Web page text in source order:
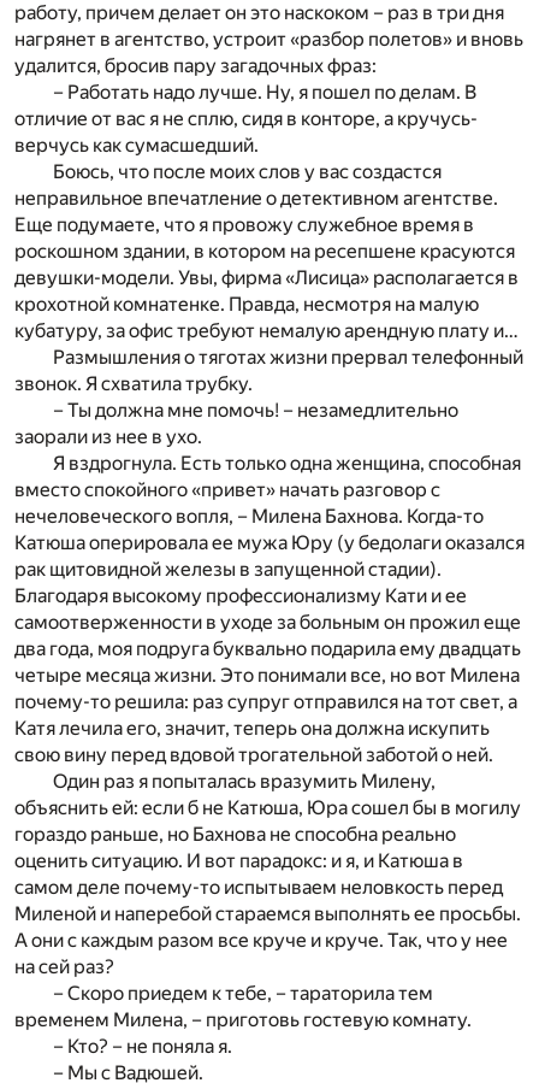
работу, причем делает он это наскоком – раз в три дня
нагрянет в агентство, устроит «разбор полетов» и вновь
удалится, бросив пару загадочных фраз:
– Работать надо лучше. Ну, я пошел по делам. В
отличие от вас я не сплю, сидя в конторе, а кручусь-
верчусь как сумасшедший.
Боюсь, что после моих слов у вас создастся
неправильное впечатление о детективном агентстве.
Еще подумаете, что я провожу служебное время в
роскошном здании, в котором на ресепшене красуются
девушки-модели. Увы, фирма «Лисица» располагается в
крохотной комнатенке. Правда, несмотря на малую
кубатуру, за офис требуют немалую арендную плату и…
Размышления о тяготах жизни прервал телефонный
звонок. Я схватила трубку.
– Ты должна мне помочь! – незамедлительно
заорали из нее в ухо.
Я вздрогнула. Есть только одна женщина, способная
вместо спокойного «привет» начать разговор с
нечеловеческого вопля, – Милена Бахнова. Когда-то
Катюша оперировала ее мужа Юру (у бедолаги оказался
рак щитовидной железы в запущенной стадии).
Благодаря высокому профессионализму Кати и ее
самоотверженности в уходе за больным он прожил еще
два года, моя подруга буквально подарила ему двадцать
четыре месяца жизни. Это понимали все, но вот Милена
почему-то решила: раз супруг отправился на тот свет, а
Катя лечила его, значит, теперь она должна искупить
свою вину перед вдовой трогательной заботой о ней.
Один раз я попыталась вразумить Милену,
объяснить ей: если б не Катюша, Юра сошел бы в могилу
гораздо раньше, но Бахнова не способна реально
оценить ситуацию. И вот парадокс: и я, и Катюша в
самом деле почему-то испытываем неловкость перед
Миленой и наперебой стараемся выполнять ее просьбы.
А они с каждым разом все круче и круче. Так, что у нее
на сей раз?
– Скоро приедем к тебе, – тараторила тем
временем Милена, – приготовь гостевую комнату.
– Кто? – не поняла я.
– Мы с Вадюшей.